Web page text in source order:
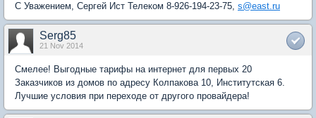
С Уважением, Сергей Ист Телеком 8-926-194-23-75, s@east.ru
Serg85
21 Nov 2014
Смелее! Выгодные тарифы на интернет для первых 20
Заказчиков из домов по адресу Колпакова 10, Институтская 6.
Лучшие условия при переходе от другого провайдера!